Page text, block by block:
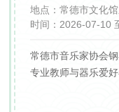
地点： 常德市文化
时间： 2026-07-10
常德市音乐家协会
专业教师与器乐爱
余名。学会长期深
钢琴演奏家、教育